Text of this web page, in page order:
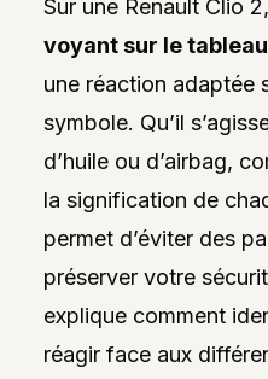
PERSONNALISATION
AUTO/MOTO.
L’ACCENT
EST
SUR
L’EXPLORATION
DES
DES
L’ESTHÉTIQUE
PASSIONNÉS
PROFESSIONNELS.
Sur une Renault Clio
voyant sur le
une réaction adaptée
symbole. Qu’il
d’huile ou d’airbag,
la signification de
permet d’éviter des
préserver votre
explique comment
réagir face aux